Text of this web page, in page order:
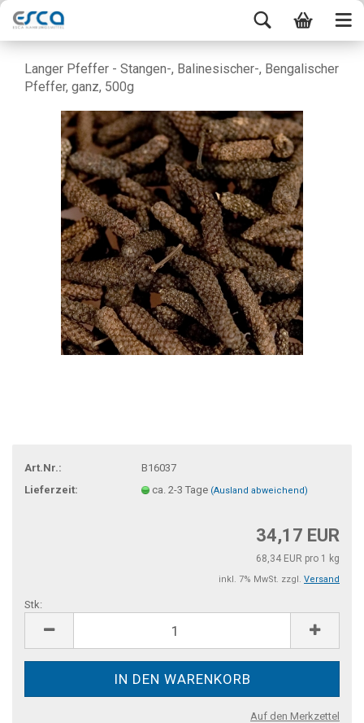
Langer Pfeffer - Stangen-, Balinesischer-, Bengalischer
Pfeffer, ganz, 500g
Art.Nr.:
B16037
Lieferzeit:
ca. 2-3 Tage (Ausland abweichend)
34,17 EUR
68,34 EUR pro 1 kg
inkl. 7% MwSt. zzgl. Versand
Stk:
Auf den Merkzettel